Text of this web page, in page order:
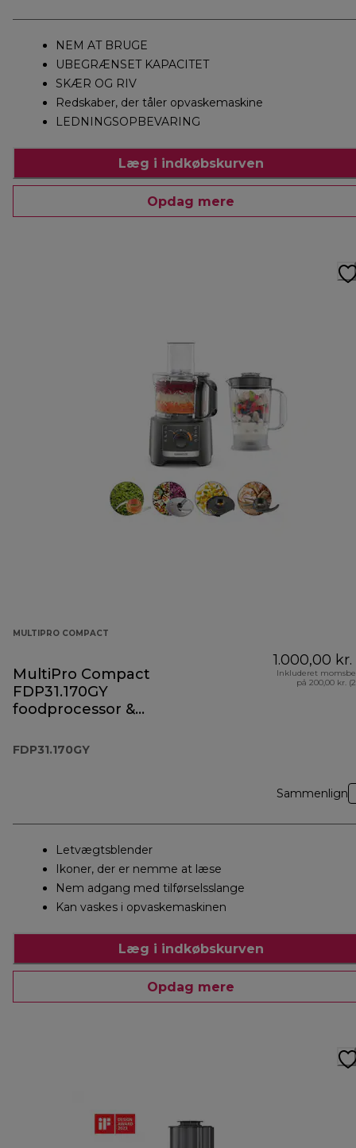
NEM AT BRUGE
UBEGRÆNSET KAPACITET
SKÆR OG RIV
Redskaber, der tåler opvaskemaskine
LEDNINGSOPBEVARING
Læg i indkøbskurven
Opdag mere
MULTIPRO COMPACT
MultiPro Compact
FDP31.170GY
foodprocessor &
FDP31.170GY
1.000,00 kr.
Inkluderet
på 200,00 kr.
Sammenlign
Letvægtsblender
Ikoner, der er nemme at læse
Nem adgang med tilførselsslange
Kan vaskes i opvaskemaskinen
Læg i indkøbskurven
Opdag mere